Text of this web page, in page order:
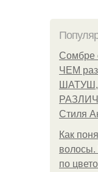
ЧЕМ
Стиля
Как
волосы.
по